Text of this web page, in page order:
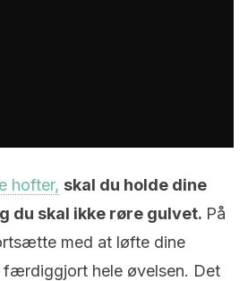
hofter, skal du holde dine
du skal ikke røre gulvet. På
med at løfte dine
færdiggjort hele øvelsen. Det